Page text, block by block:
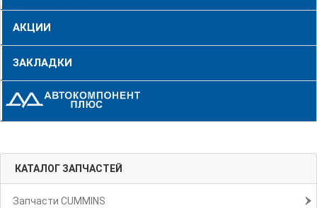
АКЦИИ
ЗАКЛАДКИ
КАТАЛОГ ЗАПЧАСТЕЙ
Запчасти CUMMINS